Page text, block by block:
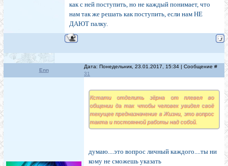
как с ней поступить, но не каждый понимает, что
нам так же решать как поступить, если нам НЕ
ДАЮТ палку.
Enn
Дата: Понедельник, 23.01.2017, 15:34 | Сообщение #
31
Кстати отделить зёрна от плевел во
общении да так чтобы человек увидел своё
текущее предназначение в Жизни, это вопрос
такта и постоянной работы над собой.
думаю....это вопрос личный каждого....ты ни
кому не сможешь указать